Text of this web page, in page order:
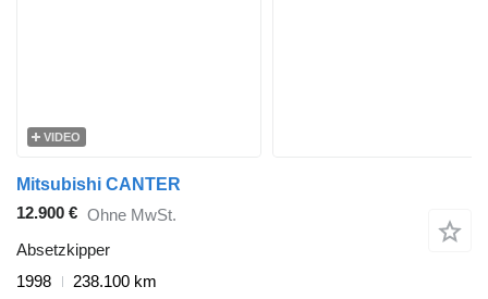
VIDEO
Mitsubishi CANTER
12.900 € Ohne MwSt.
Absetzkipper
1998
238.100 km